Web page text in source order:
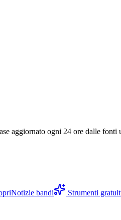
aggiornato ogni 24 ore dalle
Notizie bandi Strumenti